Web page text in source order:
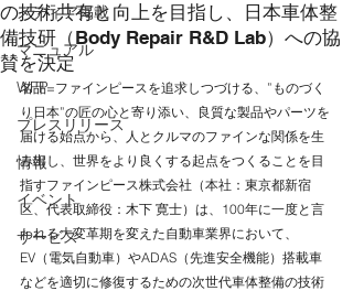
メディア掲載
マニュアル
WFP
プレスリリース
情報
イベント
サービス
の技術共有と向上を目指し、日本車体整
備技研（Body Repair R&D Lab）への協
賛を決定
名品=ファインピースを追求しつづける、”ものづく
り日本”の匠の心と寄り添い、良質な製品やパーツを
届ける始点から、人とクルマのファインな関係を生
み出し、世界をより良くする起点をつくることを目
指すファインピース株式会社（本社：東京都新宿
区、代表取締役：木下 寛士）は、100年に一度と言
われる大変革期を変えた自動車業界において、
EV（電気自動車）やADAS（先進安全機能）搭載車
などを適切に修復するための次世代車体整備の技術